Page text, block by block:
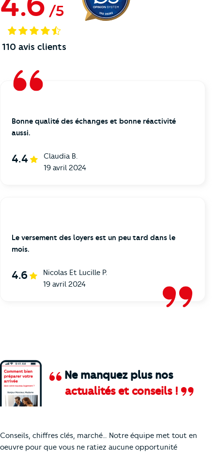
/5
110 avis clients
Bonne qualité des échanges et bonne réactivité
aussi.
4.4
Claudia B.
19 avril 2024
Le versement des loyers est un peu tard dans le
mois.
4.6
Nicolas Et Lucille P.
19 avril 2024
Ne manquez plus nos
actualités et conseils !
Conseils, chiffres clés, marché… Notre équipe met tout en
oeuvre pour que vous ne ratiez aucune opportunité